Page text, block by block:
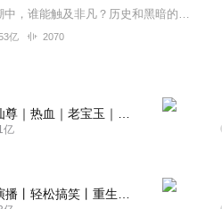
蒸汽与机械的浪潮中，谁能触及非凡？历史和黑暗的迷雾里，又是谁在耳语？我从诡秘中醒来，睁眼看见这个世界：枪械，大炮，巨舰，飞空艇，差分机；魔药，占卜，诅咒，倒吊人...
亿 2070
亿